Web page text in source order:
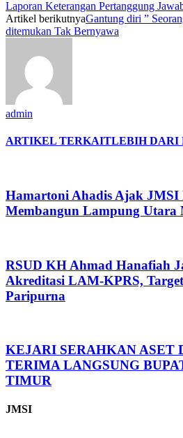
Laporan Keterangan Pertanggung
Artikel berikutnyaGantung diri ”
ditemukan Tak Bernyawa
admin
ARTIKEL TERKAITLEBIH DARI
Hamartoni Ahadis Ajak JMSI
Membangun Lampung Utara
RSUD KH Ahmad Hanafiah
Akreditasi LAM-KPRS,
Paripurna
KEJARI SERAHKAN ASET
TERIMA LANGSUNG
TIMUR
JMSI